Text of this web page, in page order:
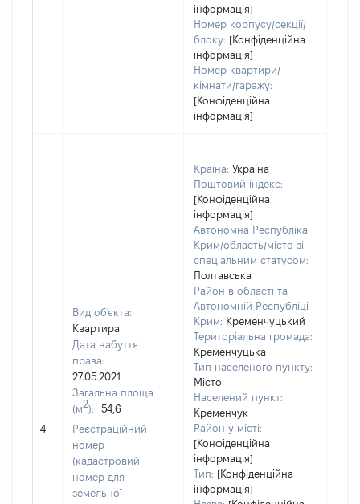
інформація]
Номер корпусу/секції/
блоку: [Конфіденційна
інформація]
Номер квартири/
кімнати/гаражу:
[Конфіденційна
інформація]
4
Вид об'єкта:
Квартира
Дата набуття
права:
27.05.2021
Загальна площа
(м2):
54,6
Реєстраційний
номер
(кадастровий
номер для
земельної
Країна: Україна
Поштовий індекс:
[Конфіденційна
інформація]
Автономна Республіка
Крим/область/місто зі
спеціальним статусом:
Полтавська
Район в області та
Автономній Республіці
Крим: Кременчуцький
Територіальна громада:
Кременчуцька
Тип населеного пункту:
Місто
Населений пункт:
Кременчук
Район у місті:
[Конфіденційна
інформація]
Тип: [Конфіденційна
інформація]